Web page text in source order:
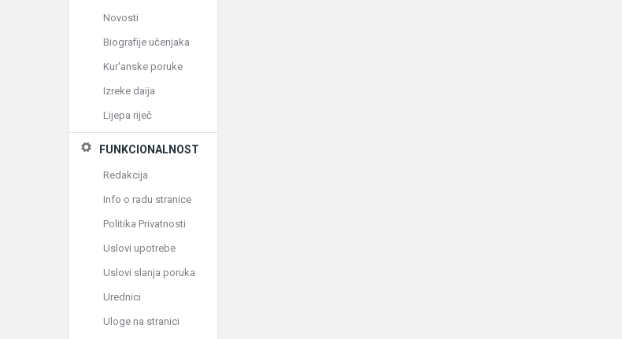
Novosti
Biografije učenjaka
Kur'anske poruke
Izreke daija
Lijepa riječ
FUNKCIONALNOST
Redakcija
Info o radu stranice
Politika Privatnosti
Uslovi upotrebe
Uslovi slanja poruka
Urednici
Uloge na stranici